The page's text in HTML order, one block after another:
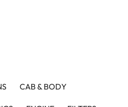
CAB & BODY